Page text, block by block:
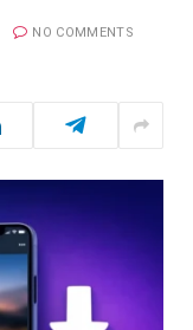
NO COMMENTS